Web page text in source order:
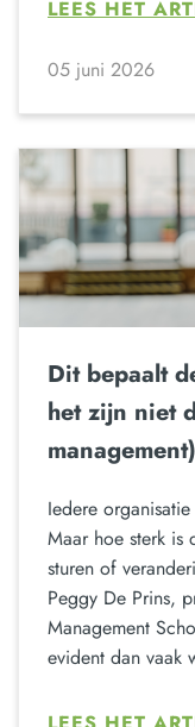
LEES HET
05 juni 2026
Dit bepaalt
het zijn niet
management)
Iedere
Maar hoe sterk is
sturen of
Peggy De Prins,
Management
evident dan vaak